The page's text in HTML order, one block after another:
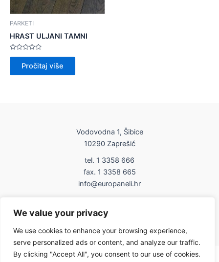
We value your privacy
We use cookies to enhance your browsing experience,
serve personalized ads or content, and analyze our traffic.
By clicking "Accept All", you consent to our use of cookies.
PARKETI
HRAST ULJANI TAMNI
Ocijenjeno
5
Pročitaj više
Vodovodna 1, Šibice
10290 Zaprešić
tel. 1 3358 666
fax. 1 3358 665
info@europaneli.hr
Uvjeti korištenja